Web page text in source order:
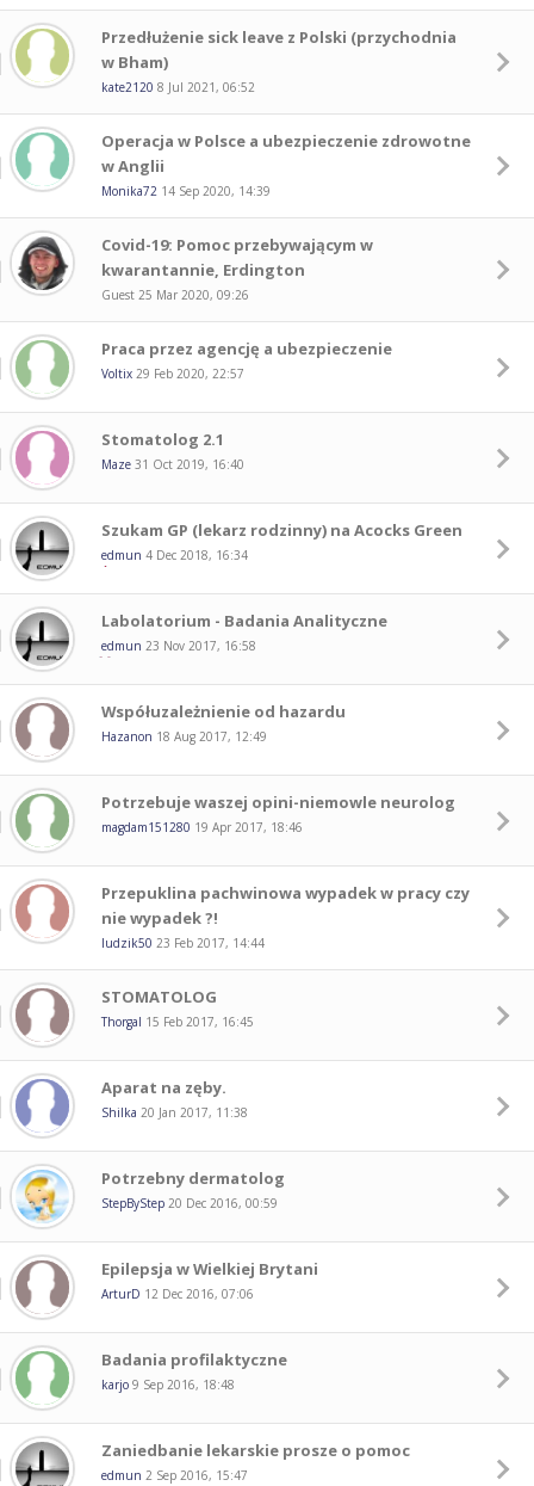
Przedłużenie sick leave z Polski (przychodnia
w Bham)
kate2120 8 Jul 2021, 06:52
Operacja w Polsce a ubezpieczenie zdrowotne
w Anglii
Monika72 14 Sep 2020, 14:39
Covid-19: Pomoc przebywającym w
kwarantannie, Erdington
Guest 25 Mar 2020, 09:26
Praca przez agencję a ubezpieczenie
Voltix 29 Feb 2020, 22:57
Stomatolog 2.1
Maze 31 Oct 2019, 16:40
Szukam GP (lekarz rodzinny) na Acocks Green
edmun 4 Dec 2018, 16:34
Labolatorium - Badania Analityczne
edmun 23 Nov 2017, 16:58
Współuzależnienie od hazardu
Hazanon 18 Aug 2017, 12:49
Potrzebuje waszej opini-niemowle neurolog
magdam151280 19 Apr 2017, 18:46
Przepuklina pachwinowa wypadek w pracy czy
nie wypadek ?!
ludzik50 23 Feb 2017, 14:44
STOMATOLOG
Thorgal 15 Feb 2017, 16:45
Aparat na zęby.
Shilka 20 Jan 2017, 11:38
Potrzebny dermatolog
StepByStep 20 Dec 2016, 00:59
Epilepsja w Wielkiej Brytani
ArturD 12 Dec 2016, 07:06
Badania profilaktyczne
karjo 9 Sep 2016, 18:48
Zaniedbanie lekarskie prosze o pomoc
edmun 2 Sep 2016, 15:47